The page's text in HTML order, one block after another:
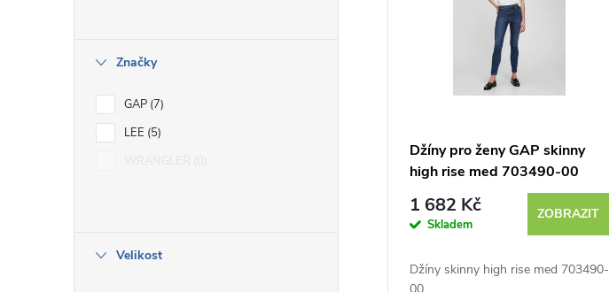
Značky
GAP 7
LEE 5
Velikost
Džíny pro ženy GAP skinny
high rise med 703490-00
1 682 Kč
Skladem
ZOBRAZIT
Džíny skinny high rise med 703490-